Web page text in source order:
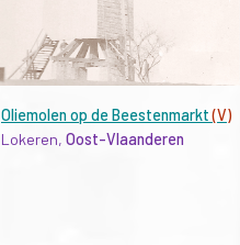
Oliemolen op de Beestenmarkt(V)
Lokeren, Oost-Vlaanderen